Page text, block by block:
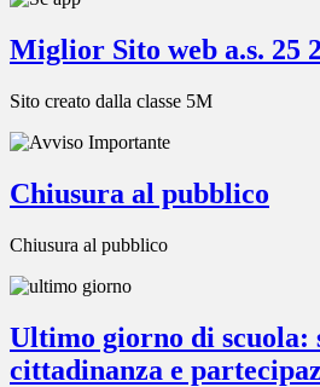
Miglior Sito web a.s. 25
Sito creato dalla classe 5M
Chiusura al pubblico
Chiusura al pubblico
Ultimo giorno di scuola:
cittadinanza e